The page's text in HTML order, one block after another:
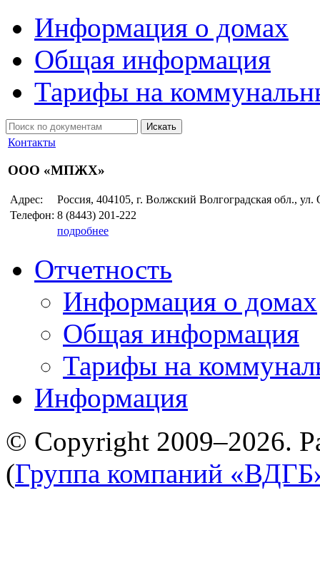
Информация о домах
Общая информация
Тарифы на
Контакты
ООО «МПЖХ»
Адрес:
Россия, 404105, г. Волжский Волгоградская обл., ул.
Телефон: 8 (8443) 201-222
подробнее
Отчетность
Информация о домах
Общая информация
Тарифы на
Информация
© Copyright 2009–2026.
(Группа компаний